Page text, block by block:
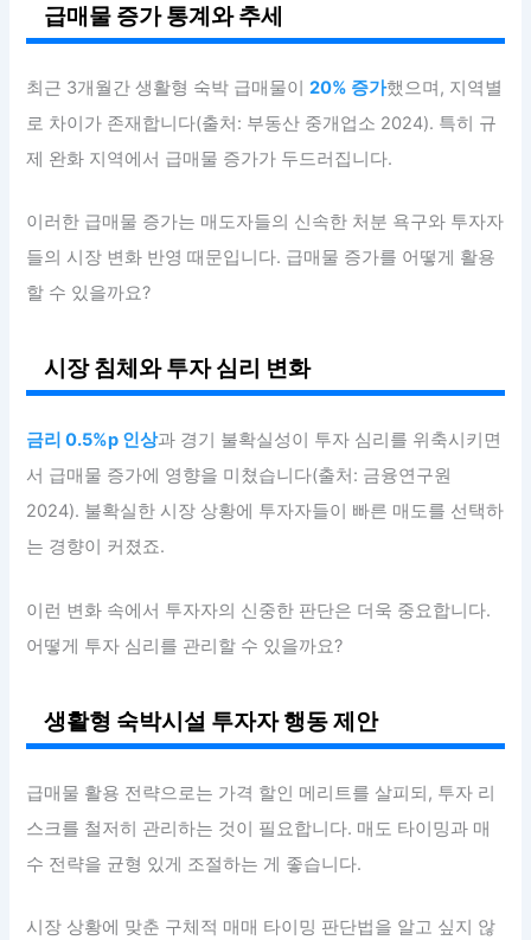
급매물 증가 통계와 추세
최근 3개월간 생활형 숙박 급매물이20% 증가했으며, 지역별
로 차이가 존재합니다(출처: 부동산 중개업소 2024). 특히 규
제 완화 지역에서 급매물 증가가 두드러집니다.
이러한 급매물 증가는 매도자들의 신속한 처분 욕구와 투자자
들의 시장 변화 반영 때문입니다. 급매물 증가를 어떻게 활용
할 수 있을까요?
시장 침체와 투자 심리 변화
금리 0.5%p 인상과 경기 불확실성이 투자 심리를 위축시키면
서 급매물 증가에 영향을 미쳤습니다(출처: 금융연구원
2024). 불확실한 시장 상황에 투자자들이 빠른 매도를 선택하
는 경향이 커졌죠.
이런 변화 속에서 투자자의 신중한 판단은 더욱 중요합니다.
어떻게 투자 심리를 관리할 수 있을까요?
생활형 숙박시설 투자자 행동 제안
급매물 활용 전략으로는 가격 할인 메리트를 살피되, 투자 리
스크를 철저히 관리하는 것이 필요합니다. 매도 타이밍과 매
수 전략을 균형 있게 조절하는 게 좋습니다.
시장 상황에 맞춘 구체적 매매 타이밍 판단법을 알고 싶지 않